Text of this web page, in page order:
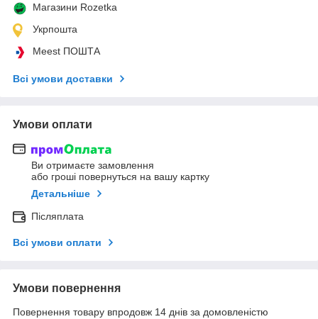
Магазини Rozetka
Укрпошта
Meest ПОШТА
Всі умови доставки
Умови оплати
Ви отримаєте замовлення
або гроші повернуться на вашу картку
Детальніше
Післяплата
Всі умови оплати
Умови повернення
Повернення товару впродовж 14 днів за домовленістю